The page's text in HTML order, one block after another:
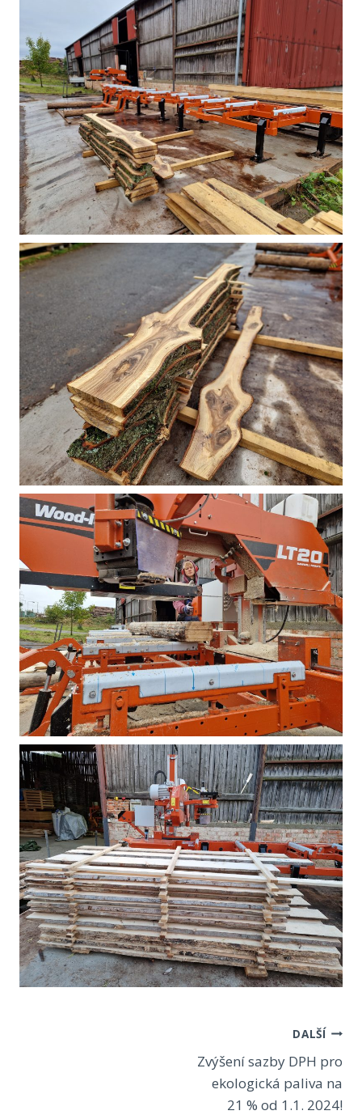
DALŠÍ
Zvýšení sazby DPH pro
ekologická paliva na
21 % od 1.1. 2024!